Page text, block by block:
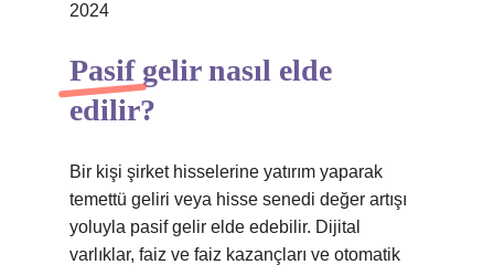
2024
Pasif gelir nasıl elde
edilir?
Bir kişi şirket hisselerine yatırım yaparak
temettü geliri veya hisse senedi değer artışı
yoluyla pasif gelir elde edebilir. Dijital
varlıklar, faiz ve faiz kazançları ve otomatik